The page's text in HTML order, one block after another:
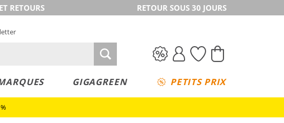
RETOURS RETOUR SOUS 30 JOURS
GIGAGREEN PETITS PRIX